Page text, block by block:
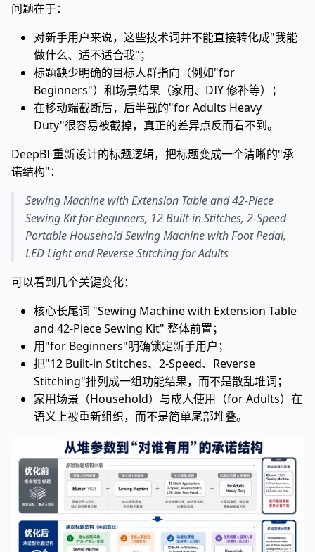
问题在于：
对新手用户来说，这些技术词并不能直接转化成"我能
做什么、适不适合我"；
标题缺少明确的目标人群指向（例如"for
Beginners"）和场景结果（家用、DIY 修补等）；
在移动端截断后，后半截的"for Adults Heavy
Duty"很容易被截掉，真正的差异点反而看不到。
DeepBI 重新设计的标题逻辑，把标题变成一个清晰的"承
诺结构"：
Sewing Machine with Extension Table and 42-Piece
Sewing Kit for Beginners, 12 Built-in Stitches, 2-Speed
Portable Household Sewing Machine with Foot Pedal,
LED Light and Reverse Stitching for Adults
可以看到几个关键变化：
核心长尾词 "Sewing Machine with Extension Table
and 42-Piece Sewing Kit" 整体前置；
用"for Beginners"明确锁定新手用户；
把"12 Built-in Stitches、2-Speed、Reverse
Stitching"排列成一组功能结果，而不是散乱堆词；
家用场景（Household）与成人使用（for Adults）在
语义上被重新组织，而不是简单尾部堆叠。